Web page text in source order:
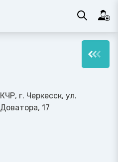
КЧР, г. Черкесск, ул.
Доватора, 17